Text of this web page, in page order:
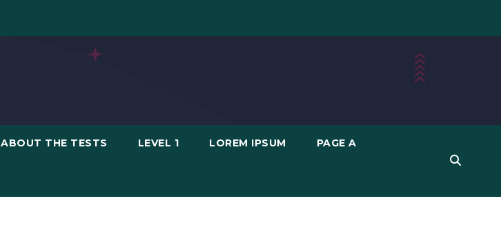
ABOUT THE TESTS LEVEL 1 LOREM IPSUM PAGE A